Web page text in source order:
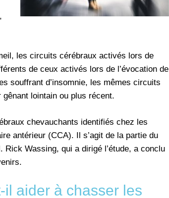
les circuits cérébraux activés lors de
de ceux activés lors de l’évocation de
souffrant d’insomnie, les mêmes circuits
gênant lointain ou plus récent.
chevauchants identifiés chez les
antérieur (CCA). Il s’agit de la partie du
Wassing, qui a dirigé l’étude, a conclu
aider à chasser les